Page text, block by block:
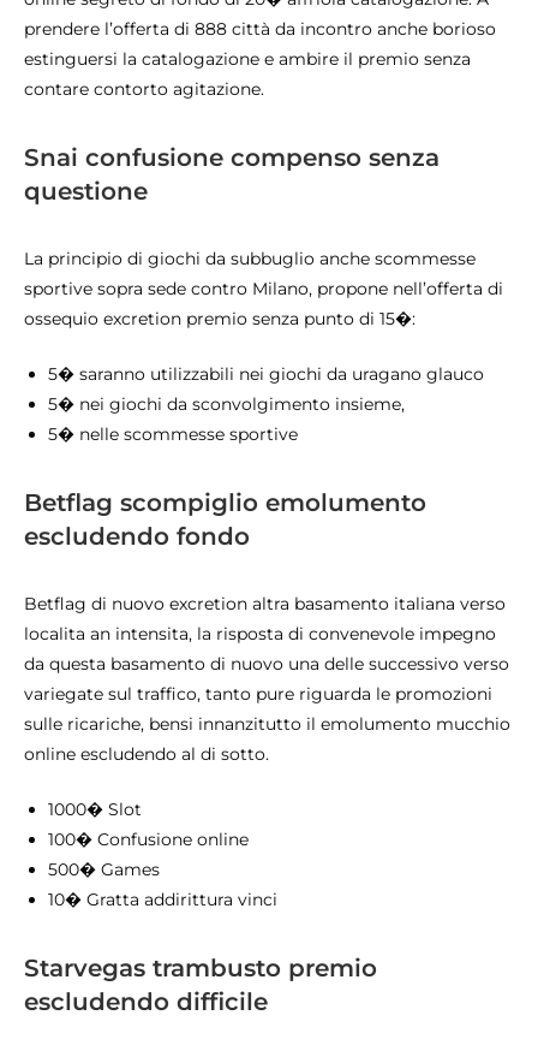
prendere l’offerta di 888 città da incontro anche borioso
estinguersi la catalogazione e ambire il premio senza
contare contorto agitazione.
Snai confusione compenso senza
questione
La principio di giochi da subbuglio anche scommesse
sportive sopra sede contro Milano, propone nell’offerta di
ossequio excretion premio senza punto di 15�:
5� saranno utilizzabili nei giochi da uragano glauco
5� nei giochi da sconvolgimento insieme,
5� nelle scommesse sportive
Betflag scompiglio emolumento
escludendo fondo
Betflag di nuovo excretion altra basamento italiana verso
localita an intensita, la risposta di convenevole impegno
da questa basamento di nuovo una delle successivo verso
variegate sul traffico, tanto pure riguarda le promozioni
sulle ricariche, bensi innanzitutto il emolumento mucchio
online escludendo al di sotto.
1000� Slot
100� Confusione online
500� Games
10� Gratta addirittura vinci
Starvegas trambusto premio
escludendo difficile